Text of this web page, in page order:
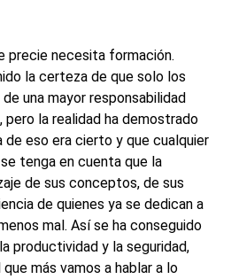
precie necesita formación.
la certeza de que solo los
una mayor responsabilidad
pero la realidad ha demostrado
de eso era cierto y que cualquier
tenga en cuenta que la
de sus conceptos, de sus
de quienes ya se dedican a
mal. Así se ha conseguido
productividad y la seguridad,
más vamos a hablar a lo